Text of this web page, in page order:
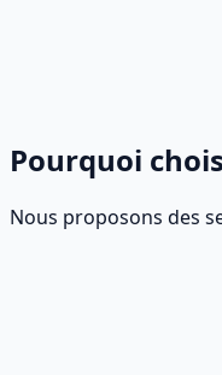
Pourquoi
Nous proposons des